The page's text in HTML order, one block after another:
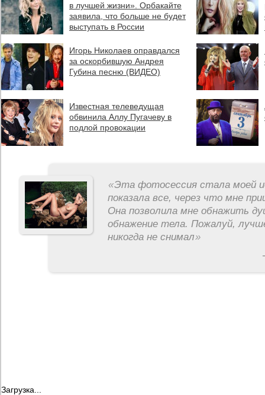
в лучшей жизни». Орбакайте
заявила, что больше не будет
выступать в России
Игорь Николаев оправдался
за оскорбившую Андрея
Губина песню (ВИДЕО)
Известная телеведущая
обвинила Аллу Пугачеву в
подлой провокации
«Эта фотосессия стала моей
показала все, через что мне
Она позволила мне обнажить
обнажение тела. Пожалуй,
никогда не снимал»
Загрузка...